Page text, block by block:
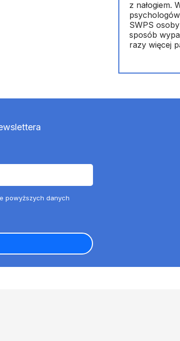
z nałogiem.
SWPS
sposób
razy więcej
powyższych danych